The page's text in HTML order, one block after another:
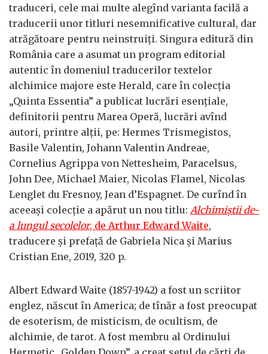
traduceri, cele mai multe alegînd varianta facilă a
traducerii unor titluri nesemnificative cultural, dar
atrăgătoare pentru neinstruiți. Singura editură din
România care a asumat un program editorial
autentic în domeniul traducerilor textelor
alchimice majore este Herald, care în colecția
„Quinta Essentia” a publicat lucrări esențiale,
definitorii pentru Marea Operă, lucrări avînd
autori, printre alții, pe: Hermes Trismegistos,
Basile Valentin, Johann Valentin Andreae,
Cornelius Agrippa von Nettesheim, Paracelsus,
John Dee, Michael Maier, Nicolas Flamel, Nicolas
Lenglet du Fresnoy, Jean d’Espagnet. De curînd în
aceeași colecție a apărut un nou titlu: Alchimiștii de-
a lungul secolelor, de Arthur Edward Waite,
traducere și prefață de Gabriela Nica și Marius
Cristian Ene, 2019, 320 p.
Albert Edward Waite (1857-1942) a fost un scriitor
englez, născut în America; de tînăr a fost preocupat
de esoterism, de misticism, de ocultism, de
alchimie, de tarot. A fost membru al Ordinului